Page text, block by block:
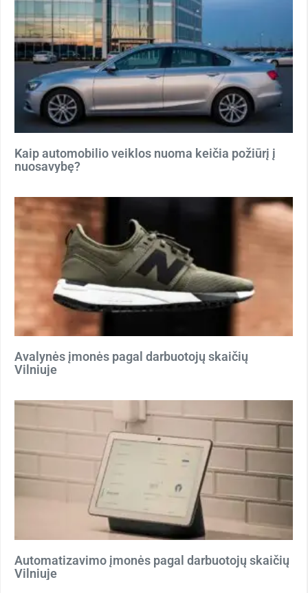
Kaip automobilio veiklos nuoma keičia požiūrį į
nuosavybę?
Avalynės įmonės pagal darbuotojų skaičių
Vilniuje
Automatizavimo įmonės pagal darbuotojų skaičių
Vilniuje